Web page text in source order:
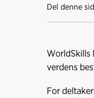
Del denne
WorldSkills
verdens
For